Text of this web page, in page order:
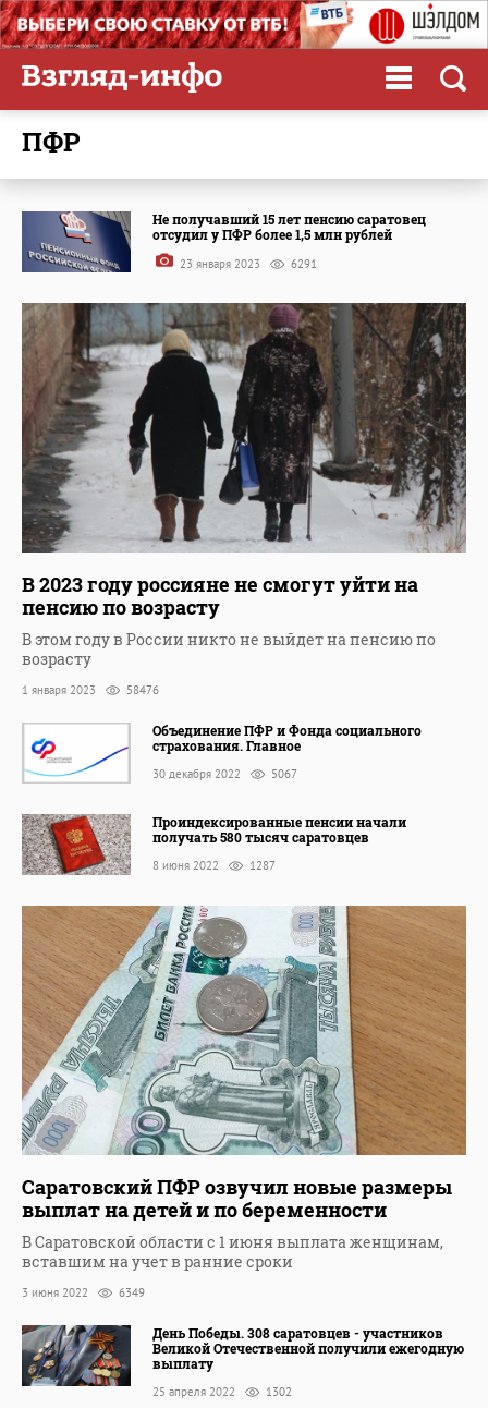
ПФР
Не получавший 15 лет пенсию саратовец
отсудил у ПФР более 1,5 млн рублей
23 января 2023 6291
В 2023 году россияне не смогут уйти на
пенсию по возрасту
В этом году в России никто не выйдет на пенсию по
возрасту
1 января 2023 58476
Объединение ПФР и Фонда социального
страхования. Главное
30 декабря 2022 5067
Проиндексированные пенсии начали
получать 580 тысяч саратовцев
8 июня 2022 1287
Саратовский ПФР озвучил новые размеры
выплат на детей и по беременности
В Саратовской области с 1 июня выплата женщинам,
вставшим на учет в ранние сроки
3 июня 2022 6349
День Победы. 308 саратовцев - участников
Великой Отечественной получили ежегодную
выплату
25 апреля 2022 1302